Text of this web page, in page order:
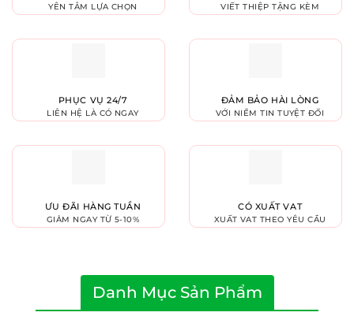
YÊN TÂM LỰA CHỌN VIẾT THIỆP TẶNG KÈM
PHỤC VỤ 24/7
LIÊN HỆ LÀ CÓ NGAY
ĐẢM BẢO HÀI LÒNG
VỚI NIỀM TIN TUYỆT ĐỐI
ƯU ĐÃI HÀNG TUẦN
GIẢM NGAY TỪ 5-10%
CÓ XUẤT VAT
XUẤT VAT THEO YÊU CẦU
Danh Mục Sản Phẩm